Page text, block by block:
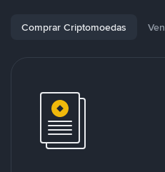
Comprar Criptomoedas